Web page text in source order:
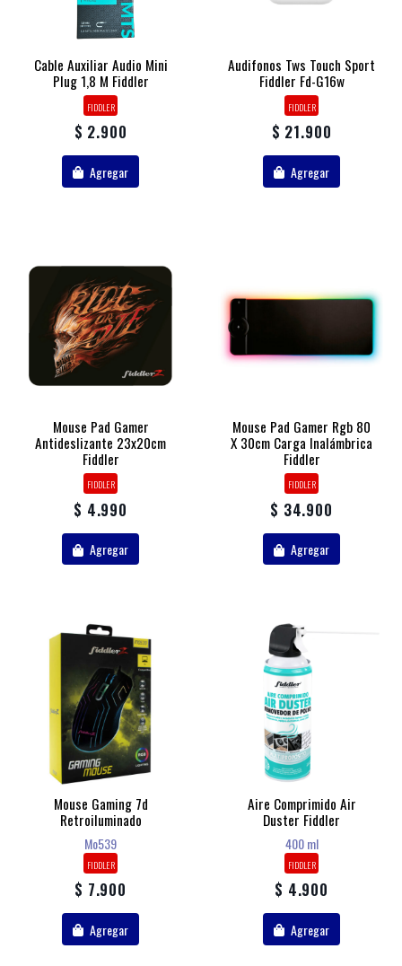
Cable Auxiliar Audio Mini
Plug 1,8 M Fiddler
FIDDLER
$ 2.900
Agregar
Audifonos Tws Touch Sport
Fiddler Fd-G16w
FIDDLER
$ 21.900
Agregar
Mouse Pad Gamer
Antideslizante 23x20cm
Fiddler
FIDDLER
$ 4.990
Agregar
Mouse Pad Gamer Rgb 80
X 30cm Carga Inalámbrica
Fiddler
FIDDLER
$ 34.900
Agregar
Mouse Gaming 7d
Retroiluminado
Mo539
FIDDLER
$ 7.900
Agregar
Aire Comprimido Air
Duster Fiddler
400 ml
FIDDLER
$ 4.900
Agregar